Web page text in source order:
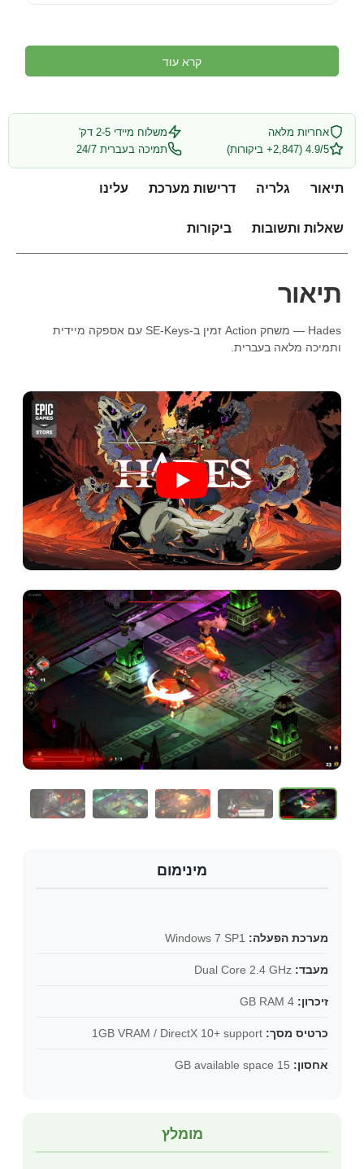
קרא עוד
אחריות מלאה
משלוח מיידי 2-5 דק'
4.9/5 (2,847+ ביקורות)
תמיכה בעברית 24/7
תיאור גלריה דרישות מערכת עלינו
שאלות ותשובות ביקורות
תיאור
Hades — משחק Action זמין ב-SE-Keys עם אספקה מיידית
ותמיכה מלאה בעברית.
מינימום
מערכת הפעלה:
מעבד:
זיכרון:
כרטיס מסך:
אחסון:
מומלץ